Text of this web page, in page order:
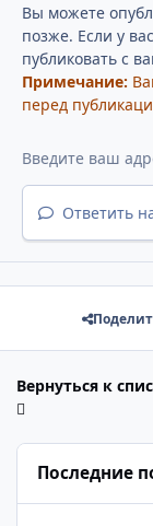
Вы можете
позже. Если у
публиковать с
Примечание:
перед
Ответить
Вернуться к
Последние